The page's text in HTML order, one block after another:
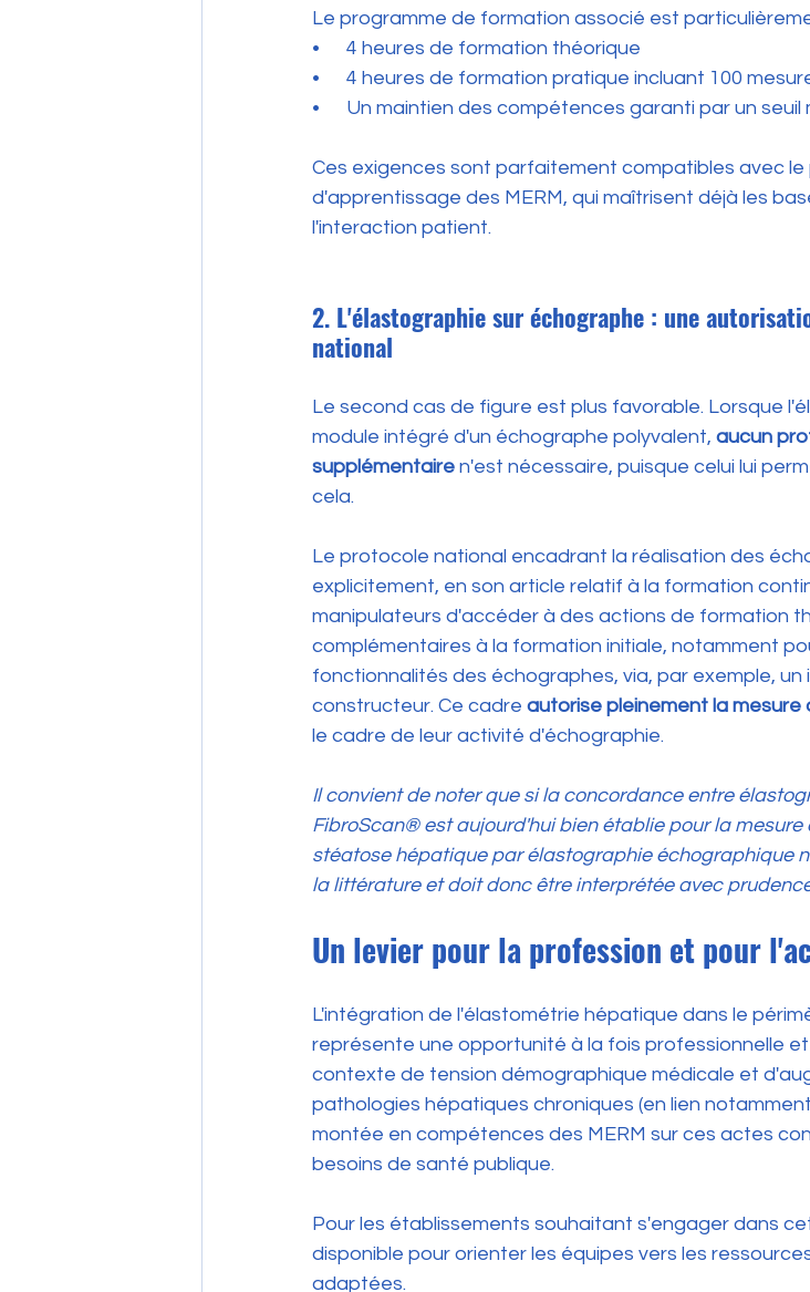
Le programme de formation associé est
•      4 heures de formation théorique
•      4 heures de formation pratique incluant 100
•      Un maintien des compétences garanti par un
Ces exigences sont parfaitement compatibles avec le
d'apprentissage des MERM, qui maîtrisent déjà les
l'interaction patient.
2. L'élastographie sur échographe : une
national
Le second cas de figure est plus favorable. Lorsque
module intégré d'un échographe polyvalent, aucun
supplémentaire n'est nécessaire, puisque celui lui
cela.
Le protocole national encadrant la réalisation des
explicitement, en son article relatif à la formation
manipulateurs d'accéder à des actions de formation
complémentaires à la formation initiale, notamment
fonctionnalités des échographes, via, par exemple, un
constructeur. Ce cadre autorise pleinement la mesure
le cadre de leur activité d'échographie.
Il convient de noter que si la concordance entre
FibroScan® est aujourd'hui bien établie pour la
stéatose hépatique par élastographie échographique
la littérature et doit donc être interprétée avec
Un levier pour la profession et pour
L'intégration de l'élastométrie hépatique dans le
représente une opportunité à la fois professionnelle
contexte de tension démographique médicale et
pathologies hépatiques chroniques (en lien
montée en compétences des MERM sur ces actes
besoins de santé publique.
Pour les établissements souhaitant s'engager dans
disponible pour orienter les équipes vers les
adaptées.